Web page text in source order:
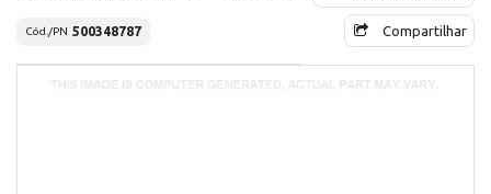
Cód./PN 500348787 Compartilhar